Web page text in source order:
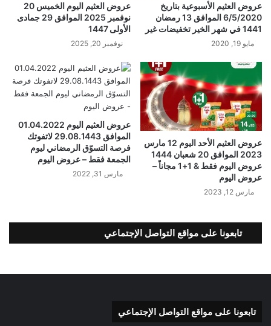
عروض العثيم الأسبوعية بتاريخ
6/5/2020 الموافق 13 رمضان
1441 في شهر الخير تخفيضات غير
مايو 19, 2020
عروض العثيم اليوم الخميس 20
نوفمبر 2025 الموافق 29 جمادى
الأولى 1447
نوفمبر 20, 2025
عروض العثيم الأحد اليوم 12 مارس
2023 الموافق 20 شعبان 1444
عروض اليوم فقط & 1+1 مجاناً –
عروض اليوم
مارس 12, 2023
عروض العثيم اليوم 01.04.2022
الموافق 29.08.1443 لاتفوتك
فرصة التسوّق الرمضاني ليوم
الجمعة فقط – عروض اليوم
مارس 31, 2022
تابعونا على مواقع التواصل الإجتماعي
تابعونا على مواقع التواصل الإجتماعي